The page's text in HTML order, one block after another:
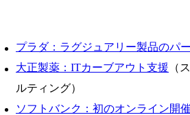
プラダ：ラグジュアリー製品のパ
大正製薬：ITカーブアウト支援 （
ルティング）
ソフトバンク：初のオンライン開